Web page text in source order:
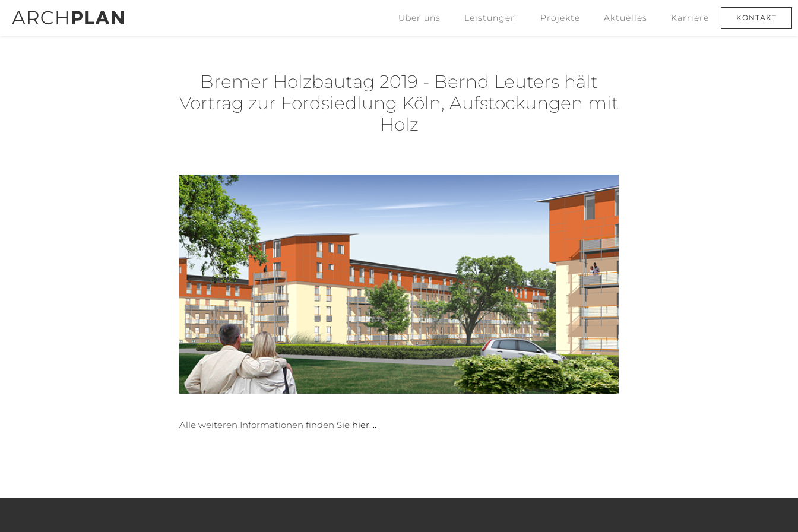
Über uns Leistungen Projekte Aktuelles Karriere KONTAKT
Über uns Leistungen Projekte Aktuelles Karriere
Bremer Holzbautag 2019 - Bernd Leuters hält
Vortrag zur Fordsiedlung Köln, Aufstockungen mit
Holz
Alle weiteren Informationen finden Sie hier....